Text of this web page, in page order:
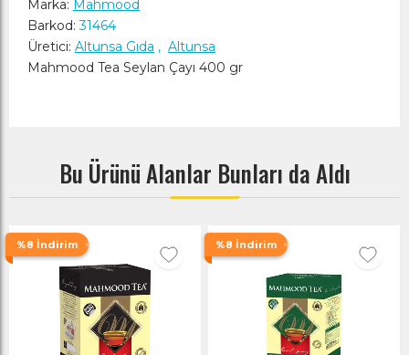
Marka: Mahmood
Barkod: 31464
Üretici: Altunsa Gıda , Altunsa
Mahmood Tea Seylan Çayı 400 gr
Bu Ürünü Alanlar Bunları da Aldı
%8 İndirim %8 İndirim